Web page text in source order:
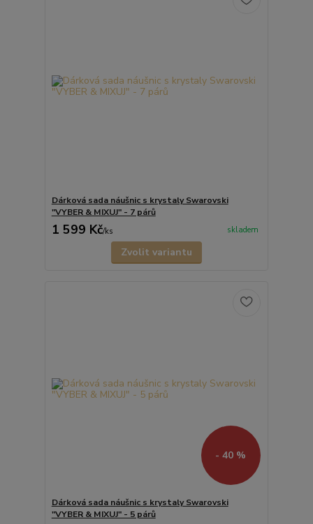
Dárková sada náušnic s krystaly Swarovski
"VYBER & MIXUJ" - 7 párů
1 599 Kč/ks skladem
Zvolit variantu
- 40 %
Dárková sada náušnic s krystaly Swarovski
"VYBER & MIXUJ" - 5 párů